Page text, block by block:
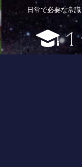
日常で必要な常